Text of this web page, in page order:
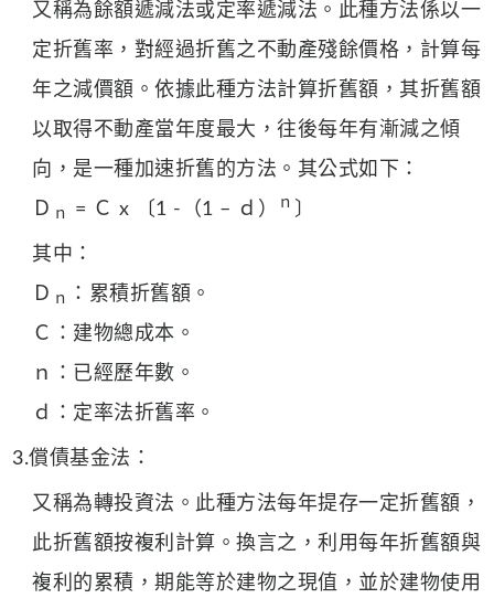
又稱為餘額遞減法或定率遞減法。此種方法係以一
定折舊率，對經過折舊之不動產殘餘價格，計算每
年之減價額。依據此種方法計算折舊額，其折舊額
以取得不動產當年度最大，往後每年有漸減之傾
向，是一種加速折舊的方法。其公式如下：
Ｄ ｎ = Ｃ x 〔1 -（1 – ｄ） ｎ 〕
其中：
Ｄ ｎ
：累積折舊額。
Ｃ：建物總成本。
ｎ：已經歷年數。
ｄ：定率法折舊率。
3.償債基金法：
又稱為轉投資法。此種方法每年提存一定折舊額，
此折舊額按複利計算。換言之，利用每年折舊額與
複利的累積，期能等於建物之現值，並於建物使用